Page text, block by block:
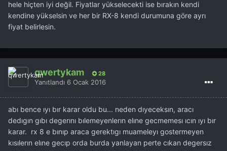
hele hiçten iyi değil. Fiyatlar yükselecekti ise bırakın kendi
kendine yükselsin ve her bir RX-8 kendi durumuna göre ayrı
fiyat belirlesin.
qwertykam 28
Yanıtlandı 6 Ocak 2016
abı bence ıyı bır karar oldu bu... neden dıyeceksın, aracı
dedıgın gıbı degerını bılemeyenlerın elıne gecmemesı ıcın ıyı bır
karar. rx 8 e bınıp araca gerektıgı muameleyı gostermeyen
kısılerın elıne gecıp orda burda yanlayan perte cıkan degersız